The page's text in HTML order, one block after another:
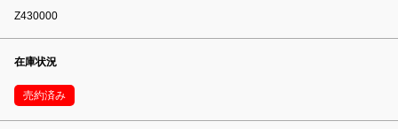
Z430000
在庫状況
売約済み